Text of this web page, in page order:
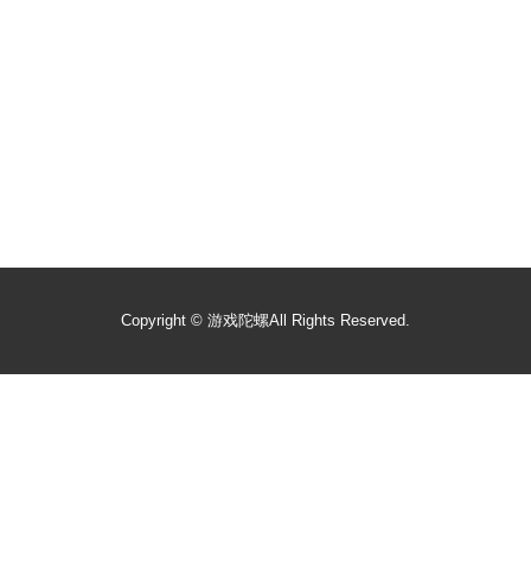
Copyright © 游戏陀螺All Rights Reserved.